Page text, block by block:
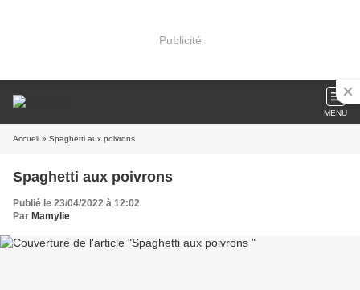
Publicité
MENU
Accueil » Spaghetti aux poivrons
Spaghetti aux poivrons
Publié le 23/04/2022 à 12:02
Par Mamylie